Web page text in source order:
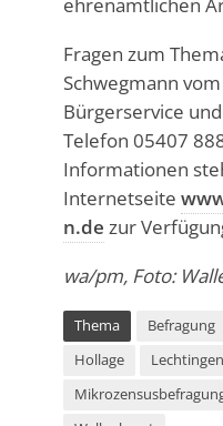
ehrenamtlichen
Fragen zum
Schwegmann
Bürgerservice
Telefon 05407
Informationen
Internetseite
n.de zur
wa/pm, Foto:
Thema Befragung
Hollage
Lechtingen